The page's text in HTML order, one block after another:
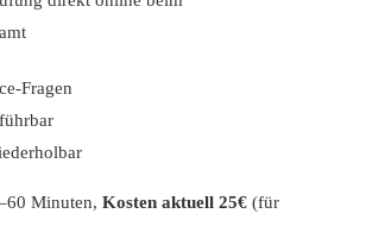
Fragen
Minuten,Kosten aktuell 25€ (für